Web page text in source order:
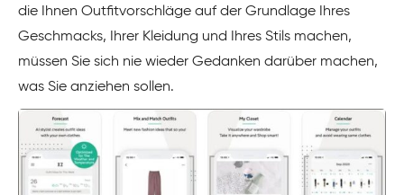
die Ihnen Outfitvorschläge auf der Grundlage Ihres
Geschmacks, Ihrer Kleidung und Ihres Stils machen,
müssen Sie sich nie wieder Gedanken darüber machen,
was Sie anziehen sollen.